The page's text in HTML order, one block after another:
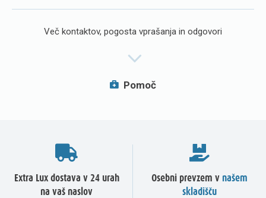
Več kontaktov, pogosta vprašanja in odgovori
Pomoč
Extra Lux dostava v 24 urah
na vaš naslov
Osebni prevzem v našem
skladišču